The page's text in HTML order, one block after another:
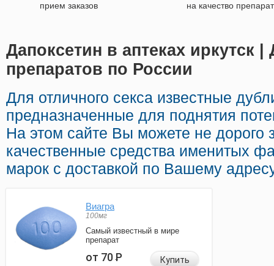
прием заказов на качество
Дапоксетин в аптеках иркутск |
препаратов по России
Для отличного секса известные
предназначенные для поднятия
На этом сайте Вы можете не дорого
качественные средства именитых
марок с доставкой по Вашему
Виагра
100мг
Самый известный в мире
препарат
от 70Р Купить